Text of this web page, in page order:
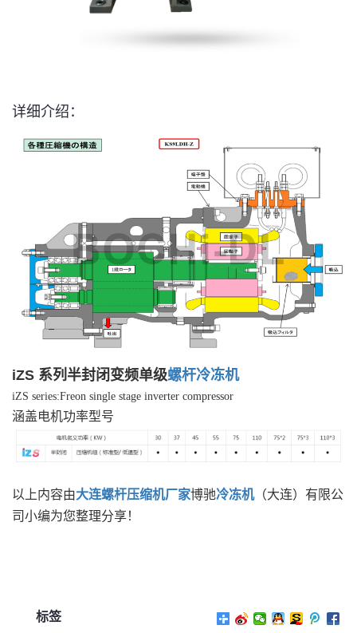
详细介绍：
iZS 系列半封闭变频单级螺杆冷冻机
iZS series:Freon single stage inverter compressor
涵盖电机功率型号
以上内容由大连螺杆压缩机厂家博驰冷冻机（大连）有限公
司小编为您整理分享！
标签